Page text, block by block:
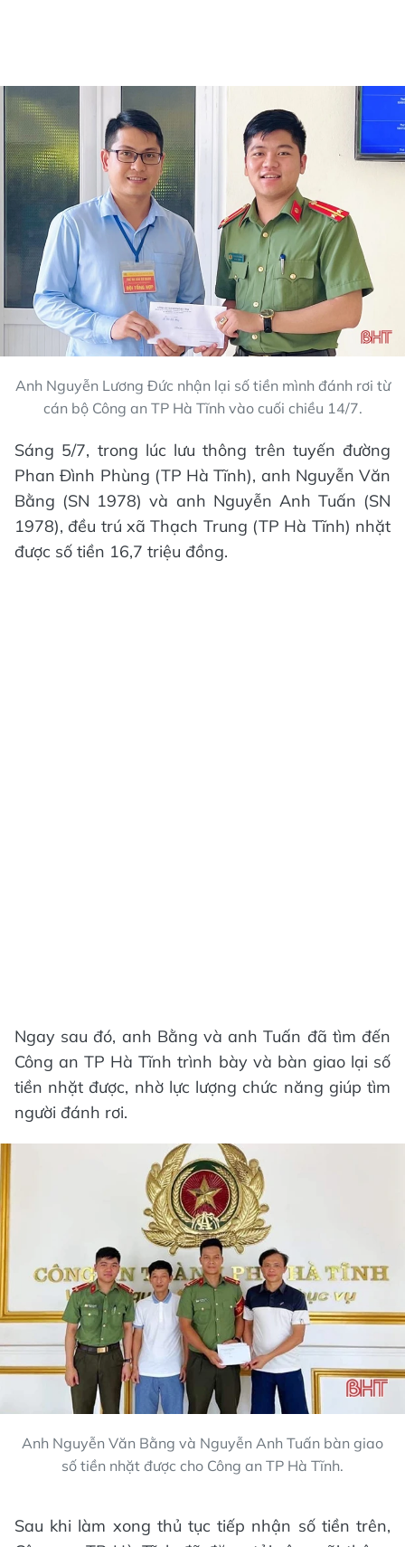
Anh Nguyễn Lương Đức nhận lại số tiền mình đánh rơi từ
cán bộ Công an TP Hà Tĩnh vào cuối chiều 14/7.
Sáng 5/7, trong lúc lưu thông trên tuyến đường
Phan Đình Phùng (TP Hà Tĩnh), anh Nguyễn Văn
Bằng (SN 1978) và anh Nguyễn Anh Tuấn (SN
1978), đều trú xã Thạch Trung (TP Hà Tĩnh) nhặt
được số tiền 16,7 triệu đồng.
Ngay sau đó, anh Bằng và anh Tuấn đã tìm đến
Công an TP Hà Tĩnh trình bày và bàn giao lại số
tiền nhặt được, nhờ lực lượng chức năng giúp tìm
người đánh rơi.
Anh Nguyễn Văn Bằng và Nguyễn Anh Tuấn bàn giao
số tiền nhặt được cho Công an TP Hà Tĩnh.
Sau khi làm xong thủ tục tiếp nhận số tiền trên,